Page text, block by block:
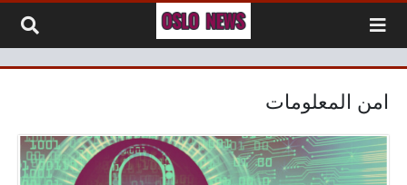
امن المعلومات